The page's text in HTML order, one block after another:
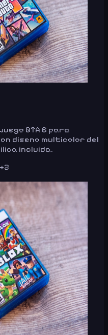
GTA 6 para
diseno multicolor del
incluida.
+3